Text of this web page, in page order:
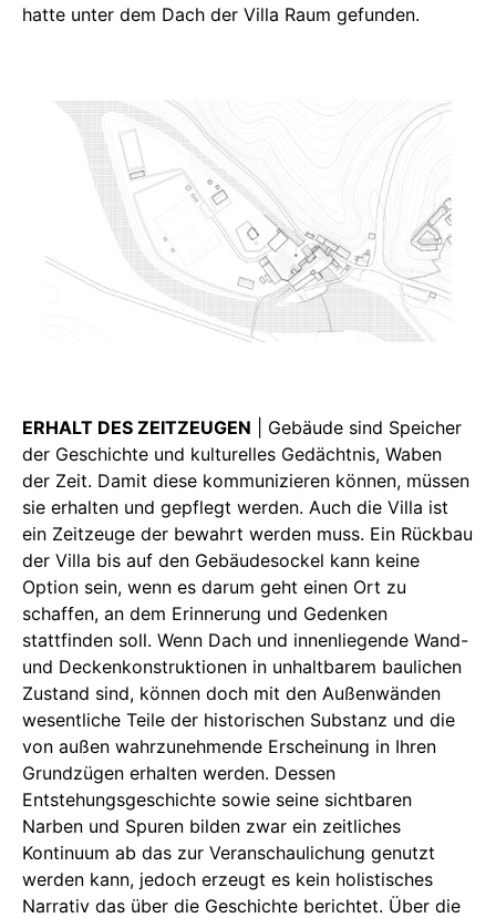
hatte unter dem Dach der Villa Raum gefunden.
ERHALT DES ZEITZEUGEN | Gebäude sind Speicher
der Geschichte und kulturelles Gedächtnis, Waben
der Zeit. Damit diese kommunizieren können, müssen
sie erhalten und gepflegt werden. Auch die Villa ist
ein Zeitzeuge der bewahrt werden muss. Ein Rückbau
der Villa bis auf den Gebäudesockel kann keine
Option sein, wenn es darum geht einen Ort zu
schaffen, an dem Erinnerung und Gedenken
stattfinden soll. Wenn Dach und innenliegende Wand-
und Deckenkonstruktionen in unhaltbarem baulichen
Zustand sind, können doch mit den Außenwänden
wesentliche Teile der historischen Substanz und die
von außen wahrzunehmende Erscheinung in Ihren
Grundzügen erhalten werden. Dessen
Entstehungsgeschichte sowie seine sichtbaren
Narben und Spuren bilden zwar ein zeitliches
Kontinuum ab das zur Veranschaulichung genutzt
werden kann, jedoch erzeugt es kein holistisches
Narrativ das über die Geschichte berichtet. Über die